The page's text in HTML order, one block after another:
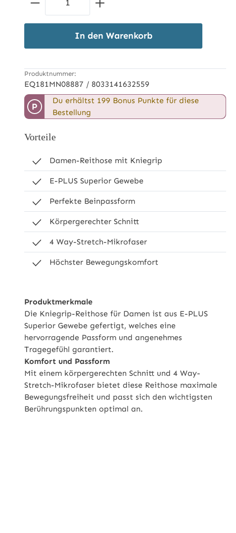
In den Warenkorb
Produktnummer:
EQ181MN08887 / 8033141632559
P
Du erhältst 199 Bonus Punkte für diese
Bestellung
Vorteile
Damen-Reithose mit Kniegrip
E-PLUS Superior Gewebe
Perfekte Beinpassform
Körpergerechter Schnitt
4 Way-Stretch-Mikrofaser
Höchster Bewegungskomfort
Produktmerkmale
Die Kniegrip-Reithose für Damen ist aus E-PLUS
Superior Gewebe gefertigt, welches eine
hervorragende Passform und angenehmes
Tragegefühl garantiert.
Komfort und Passform
Mit einem körpergerechten Schnitt und 4 Way-
Stretch-Mikrofaser bietet diese Reithose maximale
Bewegungsfreiheit und passt sich den wichtigsten
Berührungspunkten optimal an.